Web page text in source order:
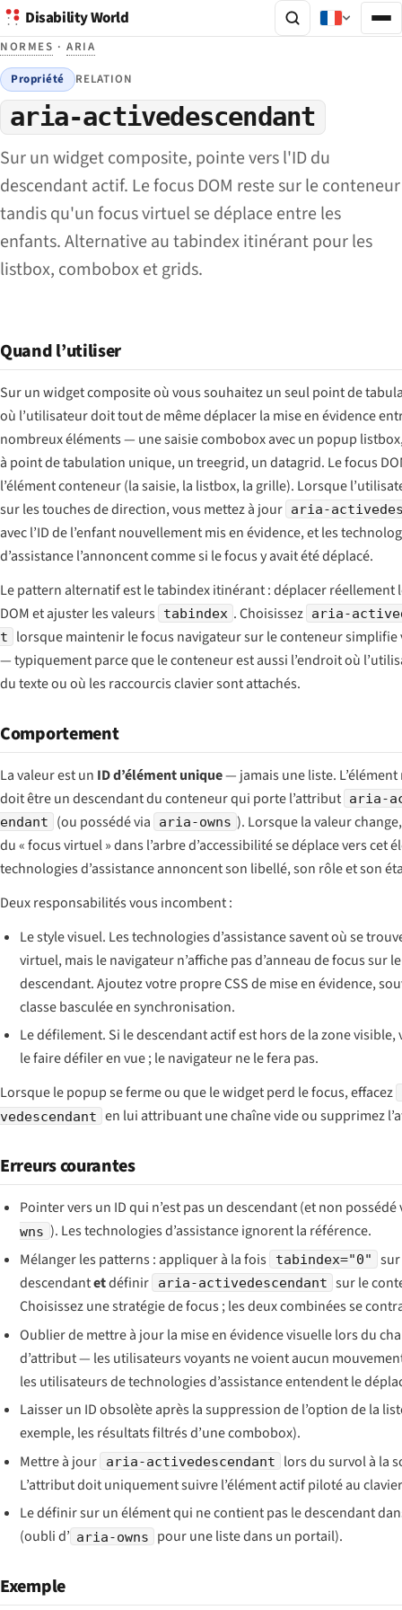
Disability World
NORMES ·ARIA
Propriété RELATION
aria-activedescendant
Sur un widget composite, pointe vers l'ID du
descendant actif. Le focus DOM reste sur le conteneur
tandis qu'un focus virtuel se déplace entre les
enfants. Alternative au tabindex itinérant pour les
listbox, combobox et grids.
Quand l’utiliser
Sur un widget composite où vous souhaitez un seul point de
où l’utilisateur doit tout de même déplacer la mise en évidence
nombreux éléments — une saisie combobox avec un popup
à point de tabulation unique, un treegrid, un datagrid. Le focus
l’élément conteneur (la saisie, la listbox, la grille). Lorsque
sur les touches de direction, vous mettez à jour aria-
avec l’ID de l’enfant nouvellement mis en évidence, et les
d’assistance l’annoncent comme si le focus y avait été déplacé.
Le pattern alternatif est letabindex itinérant: déplacer réellement
DOM et ajuster les valeurs tabindex . Choisissez aria-
t
lorsque maintenir le focus navigateur sur le conteneur simplifie
— typiquement parce que le conteneur est aussi l’endroit où
du texte ou où les raccourcis clavier sont attachés.
Comportement
La valeur est un ID d’élément unique— jamais une liste.
doit être un descendant du conteneur qui porte l’attribut aria-
endant
(ou possédé via aria-owns ). Lorsque la valeur
du « focus virtuel » dans l’arbre d’accessibilité se déplace vers cet
technologies d’assistance annoncent son libellé, son rôle et son
Deux responsabilités vous incombent :
Le style visuel. Les technologies d’assistance savent où se
virtuel, mais le navigateur n’affiche pas d’anneau de focus sur le
descendant. Ajoutez votre propre CSS de mise en évidence,
classe basculée en synchronisation.
Le défilement. Si le descendant actif est hors de la zone visible,
le faire défiler en vue ; le navigateur ne le fera pas.
Lorsque le popup se ferme ou que le widget perd le focus, effacez
vedescendant en lui attribuant une chaîne vide ou supprimez
Erreurs courantes
Pointer vers un ID qui n’est pas un descendant (et non
wns ). Les technologies d’assistance ignorent la référence.
Mélanger les patterns : appliquer à la fois
tabindex="0"
descendantetdéfinir aria-activedescendant sur le
Choisissez une stratégie de focus ; les deux combinées se
Oublier de mettre à jour la mise en évidence visuelle lors du
d’attribut — les utilisateurs voyants ne voient aucun
les utilisateurs de technologies d’assistance entendent le
Laisser un ID obsolète après la suppression de l’option de la
exemple, les résultats filtrés d’une combobox).
Mettre à jour
aria-activedescendant
lors du survol à la
L’attribut doit uniquement suivre l’élément actif piloté au
Le définir sur un élément qui ne contient pas le descendant
(oubli d’ aria-owns pour une liste dans un portail).
Exemple